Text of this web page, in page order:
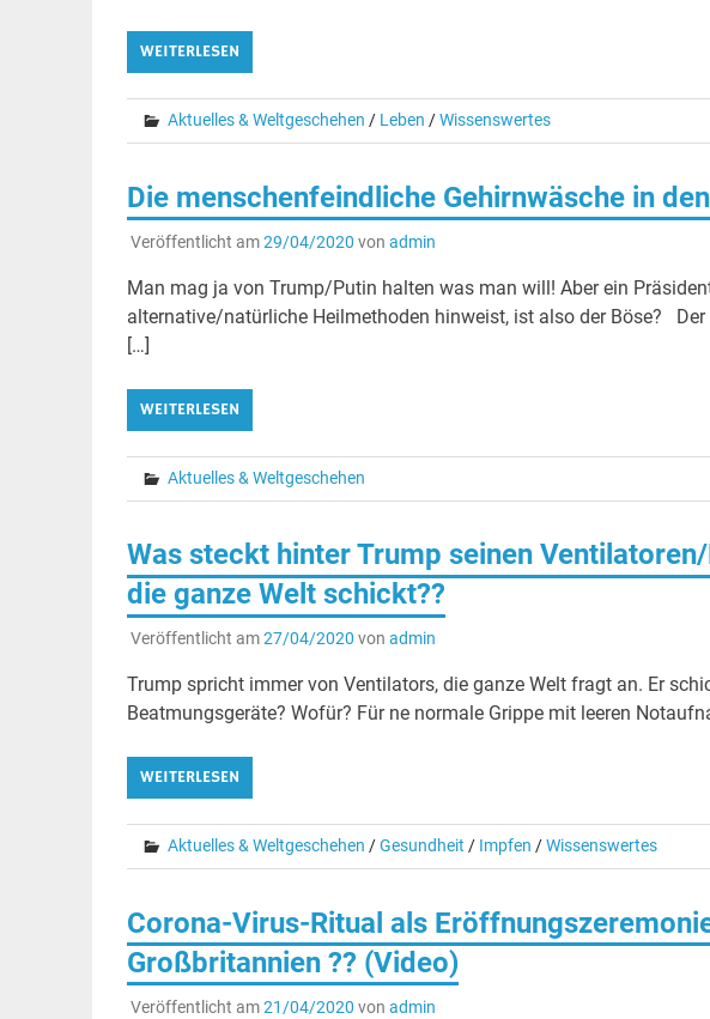
WEITERLESEN
Aktuelles & Weltgeschehen / Leben /Wissenswertes
Die menschenfeindliche Gehirnwäsche in
Veröffentlicht am29/04/2020 von admin
Man mag ja von Trump/Putin halten was man will! Aber ein
alternative/natürliche Heilmethoden hinweist, ist also der Böse?
[…]
WEITERLESEN
Aktuelles & Weltgeschehen
Was steckt hinter Trump seinen
die ganze Welt schickt??
Veröffentlicht am27/04/2020 von admin
Trump spricht immer von Ventilators, die ganze Welt fragt an. Er
Beatmungsgeräte? Wofür? Für ne normale Grippe mit leeren
WEITERLESEN
Aktuelles & Weltgeschehen /Gesundheit / Impfen /Wissenswertes
Corona-Virus-Ritual als
Großbritannien ?? (Video)
Veröffentlicht am21/04/2020 von admin